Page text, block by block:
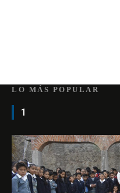
LO MÁS POPULAR
1